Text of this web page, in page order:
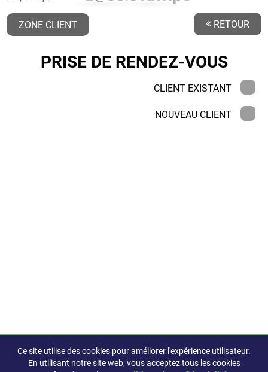
RETOUR
ZONE CLIENT
PRISE DE RENDEZ-VOUS
CLIENT EXISTANT
NOUVEAU CLIENT
Ce site utilise des cookies pour améliorer l'expérience utilisateur.
En utilisant notre site web, vous acceptez tous les cookies